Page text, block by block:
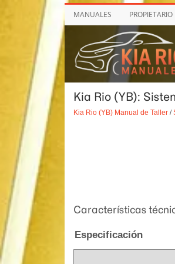
MANUALES PROPIETARIO
Kia Rio (YB):
Kia Rio (YB) Manual de Taller/
Características
Especificación